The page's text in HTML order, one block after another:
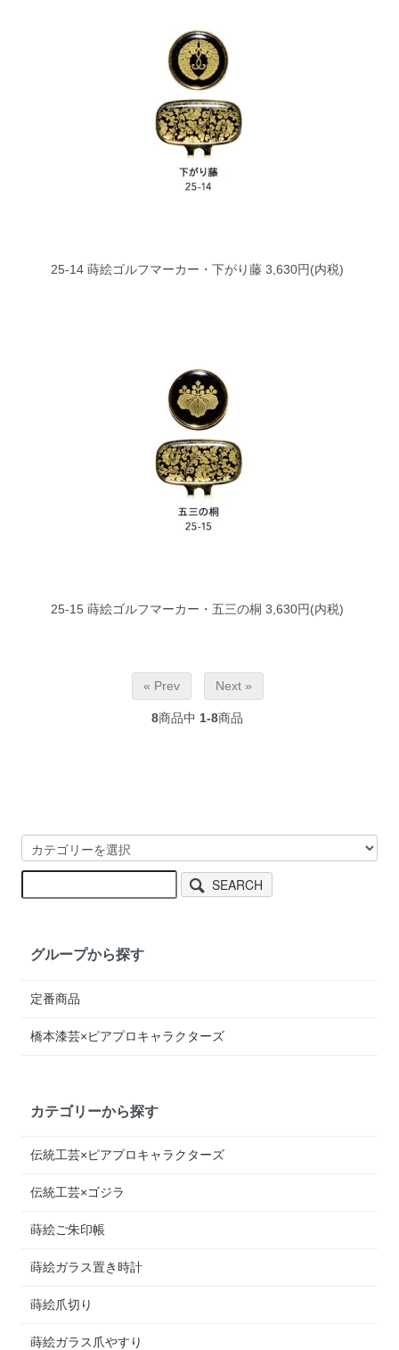
25-14 蒔絵ゴルフマーカー・下がり藤 3,630円(内税)
25-15 蒔絵ゴルフマーカー・五三の桐 3,630円(内税)
« Prev Next »
8商品中 1-8商品
SEARCH
グループから探す
定番商品
橋本漆芸×ピアプロキャラクターズ
カテゴリーから探す
伝統工芸×ピアプロキャラクターズ
伝統工芸×ゴジラ
蒔絵ご朱印帳
蒔絵ガラス置き時計
蒔絵爪切り
蒔絵ガラス爪やすり